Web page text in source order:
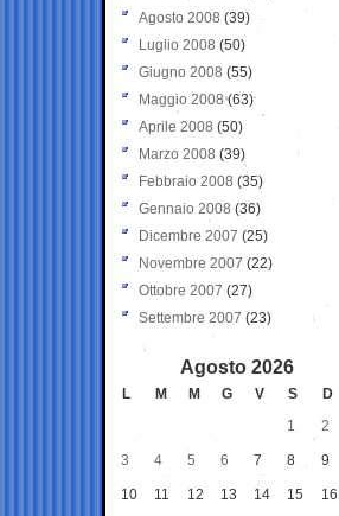
Agosto 2008 (39)
Luglio 2008 (50)
Giugno 2008 (55)
Maggio 2008(63)
Aprile 2008 (50)
Marzo 2008 (39)
Febbraio 2008 (35)
Gennaio 2008 (36)
Dicembre 2007 (25)
Novembre 2007 (22)
Ottobre 2007 (27)
Settembre 2007 (23)
Agosto 2026
L M M G V S
D
1
2
3 4 5 6 7 8 9
10 11 12 13 14 15 16